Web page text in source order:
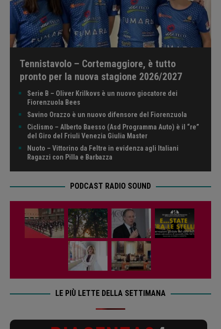
Tennistavolo – Cortemaggiore, è tutto
pronto per la nuova stagione 2026/2027
Serie B – Oliver Krilkovs è un nuovo giocatore dei
Fiorenzuola Bees
Savino Orazzo è un nuovo difensore del Fiorenzuola
Ciclismo – Alberto Baesso (Asd Programma Auto) è il “re”
del Giro del Friuli Venezia Giulia Master
Nuoto – Vittorino da Feltre in evidenza agli Italiani
Ragazzi con Pilla e Barbazza
PODCAST RADIO SOUND
LE PIÙ LETTE DELLA SETTIMANA